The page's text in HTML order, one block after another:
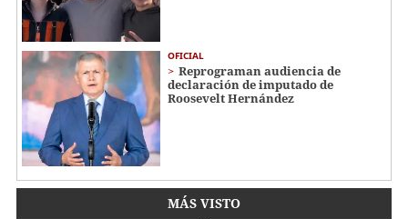
OFICIAL
Reprograman audiencia de
declaración de imputado de
Roosevelt Hernández
MÁS VISTO